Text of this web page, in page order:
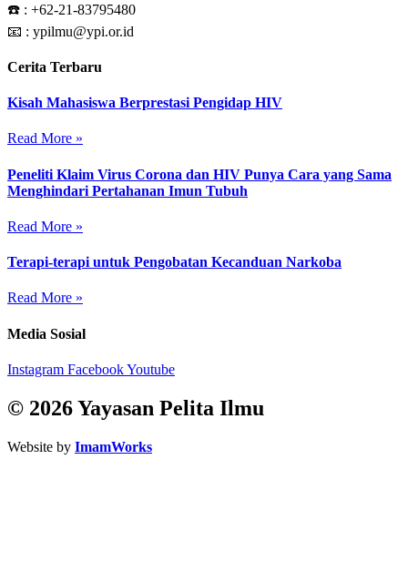
☎️ : +62-21-83795480
📧 : ypilmu@ypi.or.id
Cerita Terbaru
Kisah Mahasiswa Berprestasi Pengidap HIV
Read More »
Peneliti Klaim Virus Corona dan HIV Punya Cara yang Sama
Menghindari Pertahanan Imun Tubuh
Read More »
Terapi-terapi untuk Pengobatan Kecanduan Narkoba
Read More »
Media Sosial
Instagram FacebookYoutube
© 2026 Yayasan Pelita Ilmu
Website by ImamWorks